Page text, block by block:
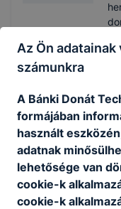
Egyéb
Az Ön
számunkra
A Bánki Donát
formájában
használt
adatnak
lehetősége van
cookie-k
cookie-k